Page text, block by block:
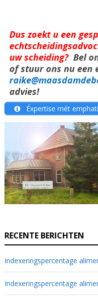
Dus zoekt u een
uw scheiding?Bel
of stuur ons nu een
advies!
Éxpertise mét
RECENTE BERICHTEN
Indexeringspercentage
Indexeringspercentage